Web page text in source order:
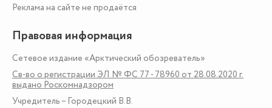
Реклама на сайте не продаётся
Правовая информация
Сетевое издание «Арктический обозреватель»
Св-во о регистрации ЭЛ № ФС 77 - 78960 от 28.08.2020 г.
выдано Роскомнадзором
Учредитель – Городецкий В.В.